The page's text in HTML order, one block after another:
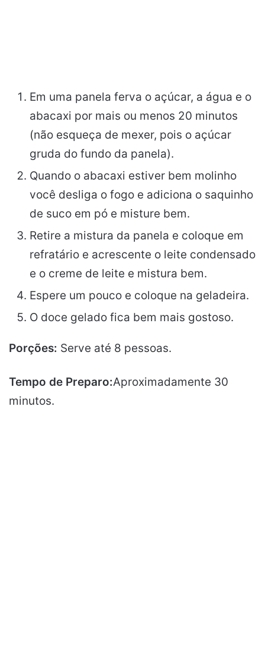
Em uma panela ferva o açúcar, a água e o
abacaxi por mais ou menos 20 minutos
(não esqueça de mexer, pois o açúcar
gruda do fundo da panela).
Quando o abacaxi estiver bem molinho
você desliga o fogo e adiciona o saquinho
de suco em pó e misture bem.
Retire a mistura da panela e coloque em
refratário e acrescente o leite condensado
e o creme de leite e mistura bem.
Espere um pouco e coloque na geladeira.
O doce gelado fica bem mais gostoso.
Porções: Serve até 8 pessoas.
Tempo de Preparo:Aproximadamente 30
minutos.